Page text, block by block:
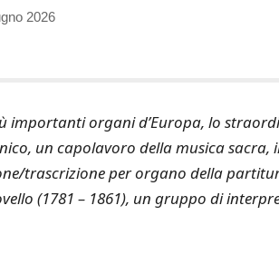
2026
importanti organi d’Europa, lo
un capolavoro della musica sacra,
trascrizione per organo della
(1781 – 1861), un gruppo di